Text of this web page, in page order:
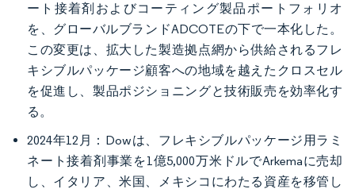
ート接着剤およびコーティング製品ポートフォリオ
を、グローバルブランドADCOTEの下で一本化した。
この変更は、拡大した製造拠点網から供給されるフレ
キシブルパッケージ顧客への地域を越えたクロスセル
を促進し、製品ポジショニングと技術販売を効率化す
る。
2024年12月：Dowは、フレキシブルパッケージ用ラミ
ネート接着剤事業を1億5,000万米ドルでArkemaに売却
し、イタリア、米国、メキシコにわたる資産を移管し